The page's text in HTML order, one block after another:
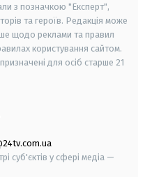
з позначкою "Експерт",
та героїв. Редакція може
щодо реклами та правил
користування сайтом.
для осіб старше 21
суб'єктів у сфері медіа —